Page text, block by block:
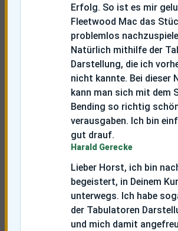
Erfolg. So ist es mir
Fleetwood Mac das
problemlos
Natürlich mithilfe der
Darstellung, die ich
nicht kannte. Bei dieser
kann man sich mit dem
Bending so richtig
verausgaben. Ich bin
gut drauf.
Harald Gerecke
Lieber Horst, ich bin
begeistert, in Deinem
unterwegs. Ich habe
der Tabulatoren
und mich damit